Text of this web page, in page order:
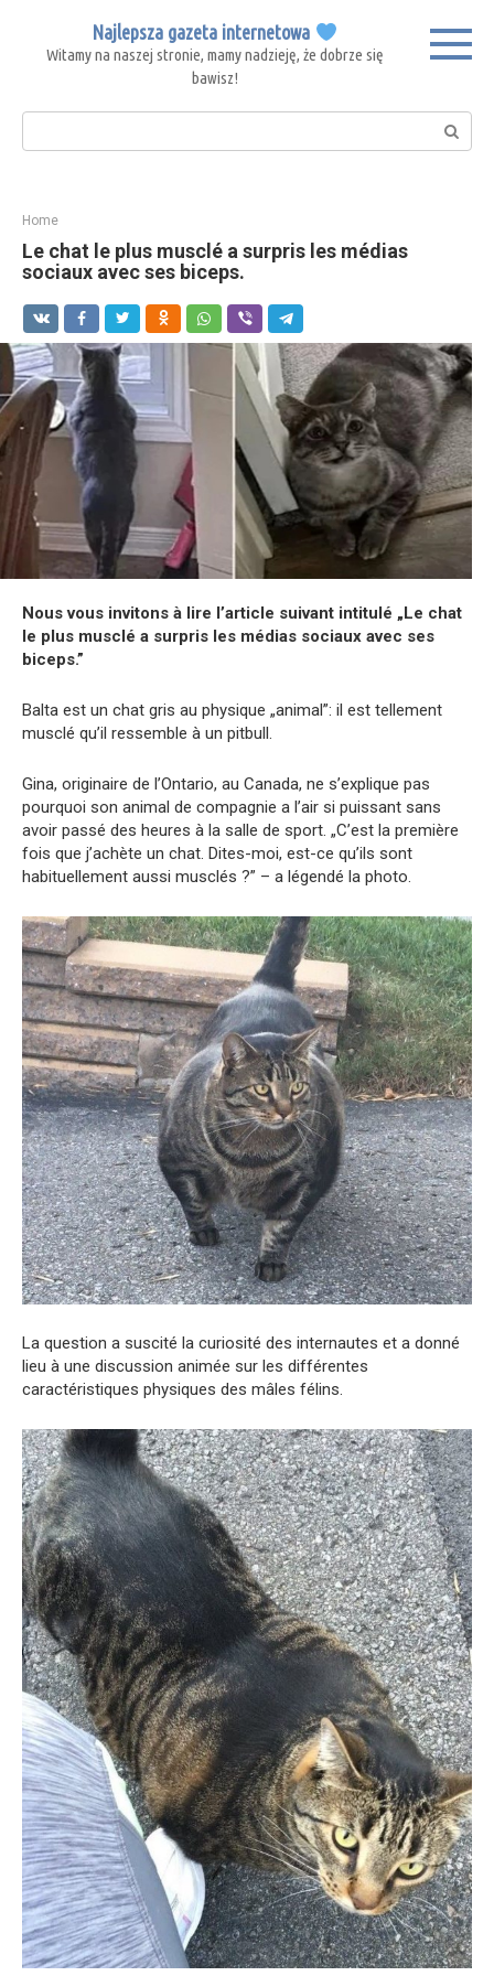
content
Najlepsza gazeta internetowa
Witamy na naszej stronie, mamy nadzieję, że dobrze się
bawisz!
Search:
Home
Le chat le plus musclé a surpris les médias
sociaux avec ses biceps.
Nous vous invitons à lire l’article suivant intitulé „Le chat
le plus musclé a surpris les médias sociaux avec ses
biceps.”
Balta est un chat gris au physique „animal”: il est tellement
musclé qu’il ressemble à un pitbull.
Gina, originaire de l’Ontario, au Canada, ne s’explique pas
pourquoi son animal de compagnie a l’air si puissant sans
avoir passé des heures à la salle de sport. „C’est la première
fois que j’achète un chat. Dites-moi, est-ce qu’ils sont
habituellement aussi musclés ?” – a légendé la photo.
La question a suscité la curiosité des internautes et a donné
lieu à une discussion animée sur les différentes
caractéristiques physiques des mâles félins.